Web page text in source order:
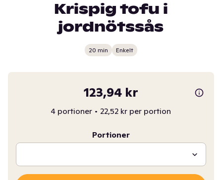
Krispig tofu i
jordnötssås
20 min Enkelt
123,94 kr
4 portioner • 22,52 kr per portion
Portioner